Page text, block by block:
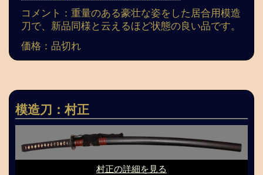
コメント：重量のある豪壮な姿をした居合用模造
刀で、新品同様と云えるほど状態の良い品です。
価格：品切れ
模造刀：村正
村正の詳細を見る